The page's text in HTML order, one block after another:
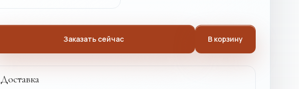
Заказать сейчас В корзину
Доставка